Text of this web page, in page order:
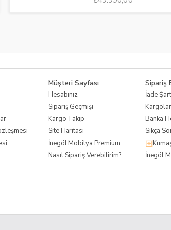
Müşteri Sayfası
Hesabınız
Sipariş Geçmişi
Kargo Takip
Site Haritası
İnegöl Mobilya Premium
Nasıl Sipariş Verebilirim?
Sipariş
İade
Banka
Sıkça
İnegöl